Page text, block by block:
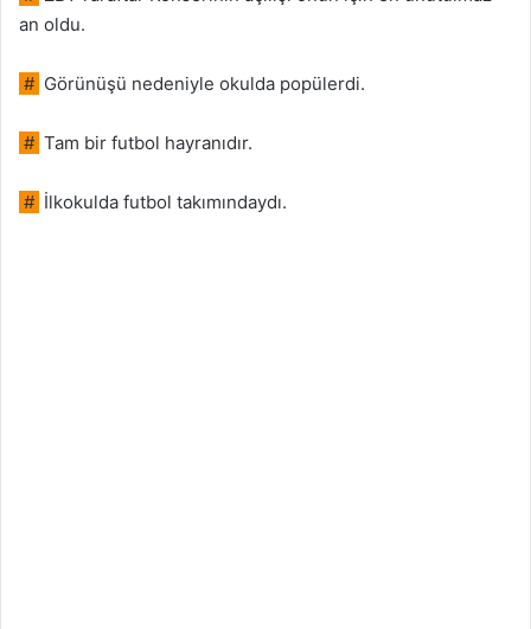
an oldu.
# Görünüşü nedeniyle okulda popülerdi.
# Tam bir futbol hayranıdır.
# İlkokulda futbol takımındaydı.